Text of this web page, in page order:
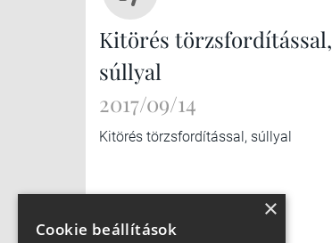
Kitörés törzsfordítással,
súllyal
2017/09/14
Kitörés törzsfordítással, súllyal
×
Cookie beállítások